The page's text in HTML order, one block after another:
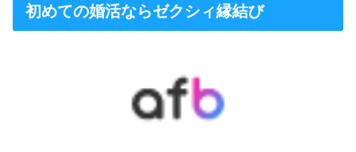
初めての婚活ならゼクシィ縁結び